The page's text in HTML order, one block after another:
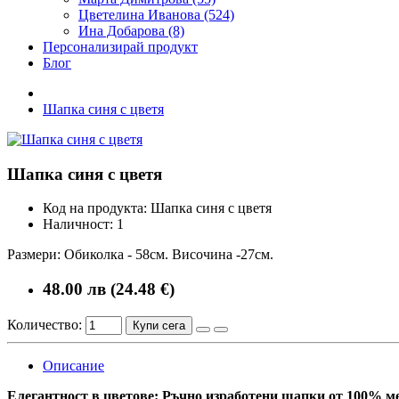
Цветелина Иванова (524)
Ина Добарова (8)
Персонализирай продукт
Блог
Шапка синя с цветя
Шапка синя с цветя
Код на продукта: Шапка синя с цветя
Наличност: 1
Размери: Обиколка - 58см. Височина -27см.
48.00 лв (24.48 €)
Количество: Купи сега
Описание
Елегантност в цветове: Ръчно изработени шапки от 100%